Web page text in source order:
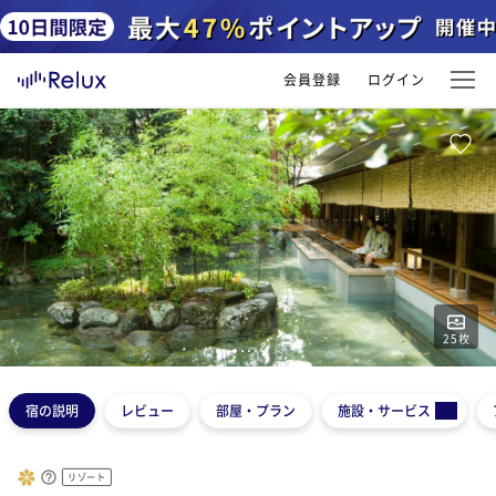
会員登録 ログイン
25枚
12345
宿の説明 レビュー 部屋・プラン 施設・サービス
リゾート